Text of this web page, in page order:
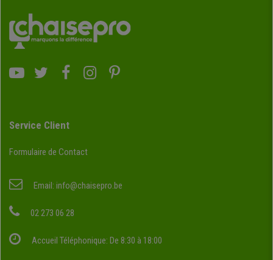
Service Client
Formulaire de Contact
Email: info@chaisepro.be
02 273 06 28
Accueil Téléphonique: De 8:30 à 18:00